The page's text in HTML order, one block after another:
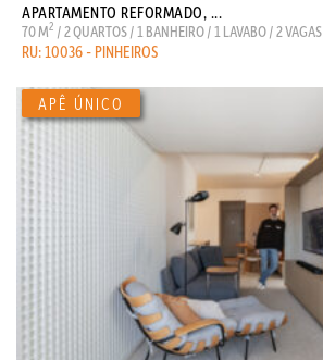
APARTAMENTO REFORMADO, ...
70 M2 / 2 QUARTOS / 1 BANHEIRO / 1 LAVABO / 2 VAGAS
RU: 10036 - PINHEIROS